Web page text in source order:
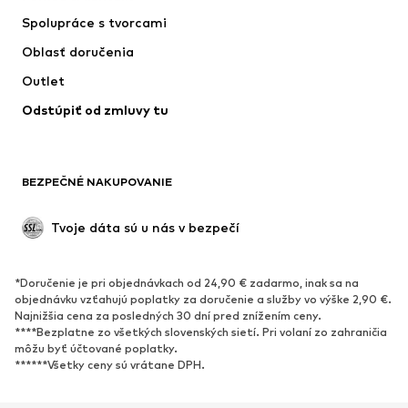
Spolupráce s tvorcami
Oblasť doručenia
Outlet
Odstúpiť od zmluvy tu
BEZPEČNÉ NAKUPOVANIE
Tvoje dáta sú u nás v bezpečí
*Doručenie je pri objednávkach od 24,90 € zadarmo, inak sa na
objednávku vzťahujú poplatky za doručenie a služby vo výške 2,90 €.
Najnižšia cena za posledných 30 dní pred znížením ceny.
****Bezplatne zo všetkých slovenských sietí. Pri volaní zo zahraničia
môžu byť účtované poplatky.
******Všetky ceny sú vrátane DPH.